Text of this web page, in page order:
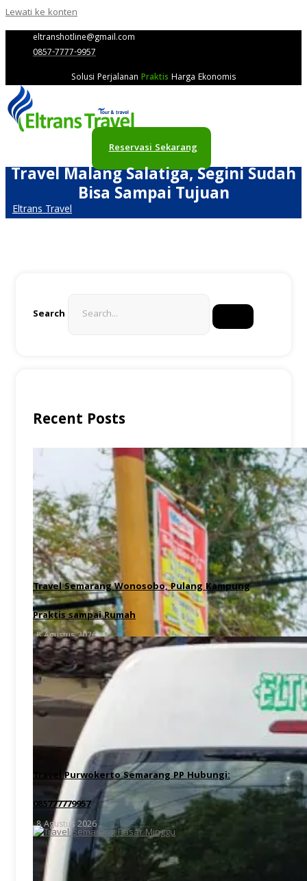
Lewati ke konten
eltranshotline@gmail.com
0857-7777-9957
Solusi Perjalanan Praktis Harga Ekonomis
Reservasi Sekarang
Travel Malang Salatiga, Segini Sudah
Bisa Sampai Tujuan
Eltrans Travel
Search
Recent Posts
Travel Semarang Wonosobo, Pulang Kampung
Praktis sampai Rumah
8 Agustus 2026
Travel Purwokerto Semarang PP Hubungi:
085777779957
8 Agustus 2026